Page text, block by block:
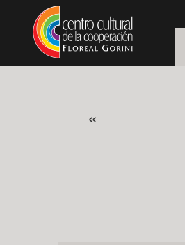
Pasar al contenido principal
Jump to main content
«